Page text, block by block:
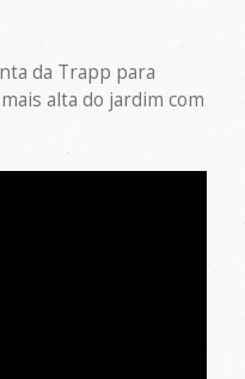
da Trapp para
alta do jardim com